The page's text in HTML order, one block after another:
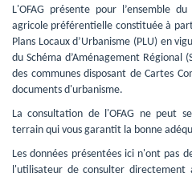
L'OFAG présente pour l’ensemble
agricole préférentielle constituée à
Plans Locaux d’Urbanisme (PLU) en
du Schéma d’Aménagement Régional
des communes disposant de Cartes
documents d'urbanisme.
La consultation de l'OFAG ne peut
terrain qui vous garantit la bonne
Les données présentées ici n'ont pas
l'utilisateur de consulter